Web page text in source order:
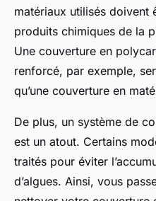
matériaux utilisés doivent
produits chimiques de la
Une couverture en
renforcé, par exemple,
qu’une couverture en
De plus, un système de
est un atout. Certains
traités pour éviter
d’algues. Ainsi, vous